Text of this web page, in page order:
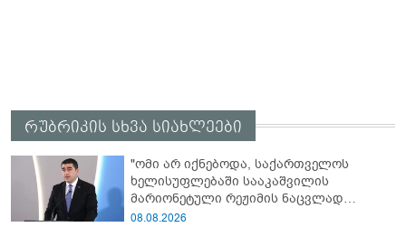
რუბრიკის სხვა სიახლეები
"ომი არ იქნებოდა, საქართველოს
ხელისუფლებაში სააკაშვილის
მარიონეტული რეჟიმის ნაცვლად
„ქართული ოცნების“ მსგავსი
08.08.2026